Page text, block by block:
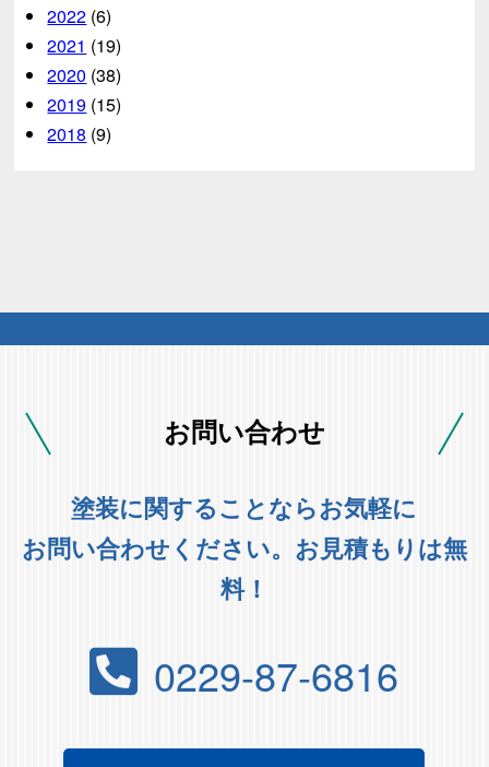
2022 (6)
2021 (19)
2020 (38)
2019 (15)
2018 (9)
お問い合わせ
塗装に関することならお気軽に
お問い合わせください。お見積もりは無
料！
0229-87-6816